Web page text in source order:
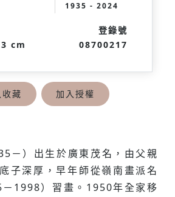
1935 - 2024
cm
登錄號
08700217
藏 加入授權
－）出生於廣東茂名，由父親
子深厚，早年師從嶺南畫派名
1998）習畫。1950年全家移